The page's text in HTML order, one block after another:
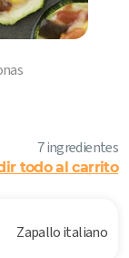
7 ingredientes
todo al carrito
Zapallo italiano